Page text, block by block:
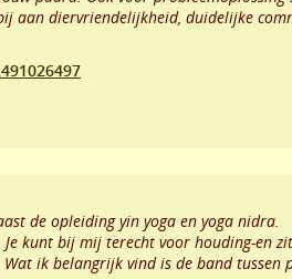
aan diervriendelijkheid, duidelijke
de opleiding yin yoga en yoga nidra.
kunt bij mij terecht voor houding-en
ik belangrijk vind is de band tussen